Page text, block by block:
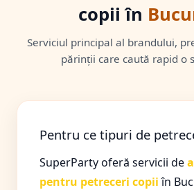
copii în
Serviciul principal al brandului,
părinții care caută rapid o
Pentru ce tipuri de
SuperParty oferă servicii de
pentru petreceri copiiîn